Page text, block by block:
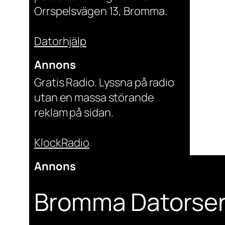
Orrspelsvägen 13, Bromma.
Datorhjälp
Annons
Gratis Radio. Lyssna på radio
utan en massa störande
reklam på sidan.
KlockRadio
Annons
Bromma